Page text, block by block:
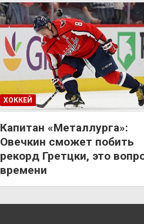
ХОККЕЙ
Капитан «Металлурга»:
Овечкин сможет побить
рекорд Гретцки, это
времени